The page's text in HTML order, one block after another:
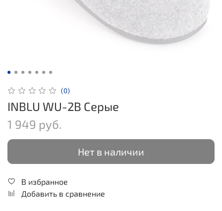
(0)
INBLU WU-2B Серые
1 949 руб.
Нет в наличии
В избранное
Добавить в сравнение